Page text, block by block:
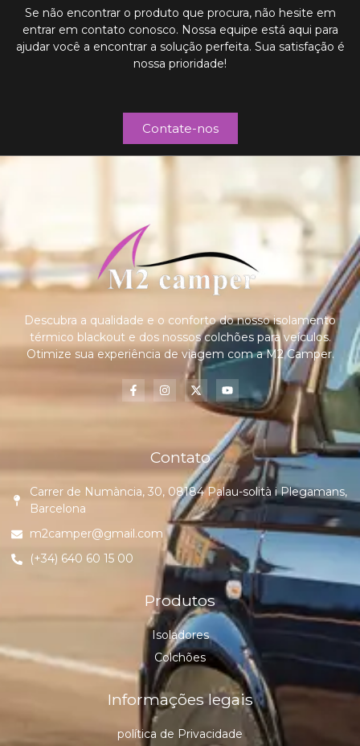
Se não encontrar o produto que procura, não hesite em
entrar em contato conosco. Nossa equipe está aqui para
ajudar você a encontrar a solução perfeita. Sua satisfação é
nossa prioridade!
Contate-nos
Descubra a qualidade e o conforto do nosso isolamento
térmico blackout e dos nossos colchões para veículos.
Otimize sua experiência de viagem com a M2 Camper.
Contato
Carrer de Numància, 30, 08184 Palau-solità i Plegamans,
Barcelona
m2camper@gmail.com
(+34) 640 60 15 00
Produtos
Isoladores
Colchões
Informações legais
política de Privacidade